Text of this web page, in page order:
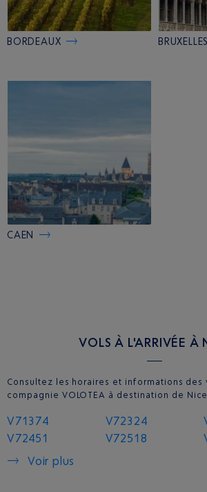
BORDEAUX BRUXELLES
CAEN
VOLS À L'ARRIVÉE À
Consultez les horaires et informations des
compagnie VOLOTEA à destination de Nice
V71374 V72324
V72451
V72518
Voir plus